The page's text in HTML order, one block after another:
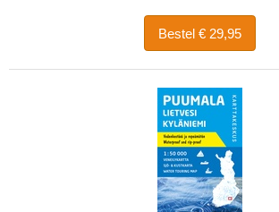
Bestel € 29,95